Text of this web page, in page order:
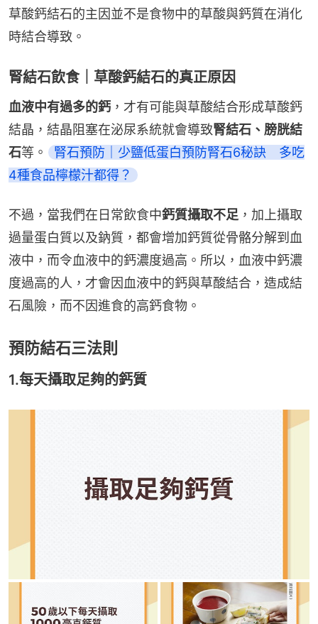
草酸鈣結石的主因並不是食物中的草酸與鈣質在消化
時結合導致。
腎結石飲食｜草酸鈣結石的真正原因
血液中有過多的鈣 ，才有可能與草酸結合形成草酸鈣
結晶，結晶阻塞在泌尿系統就會導致腎結石、膀胱結
石等。
腎石預防｜少鹽低蛋白預防腎石6秘訣　多吃
4種食品檸檬汁都得？
不過，當我們在日常飲食中鈣質攝取不足，加上攝取
過量蛋白質以及鈉質，都會增加鈣質從骨骼分解到血
液中，而令血液中的鈣濃度過高。所以，血液中鈣濃
度過高的人，才會因血液中的鈣與草酸結合，造成結
石風險，而不因進食的高鈣食物。
預防結石三法則
1.每天攝取足夠的鈣質